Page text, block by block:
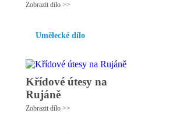
Zobrazit dílo >>
Umělecké dílo
Křídové útesy na
Rujáně
Zobrazit dílo >>